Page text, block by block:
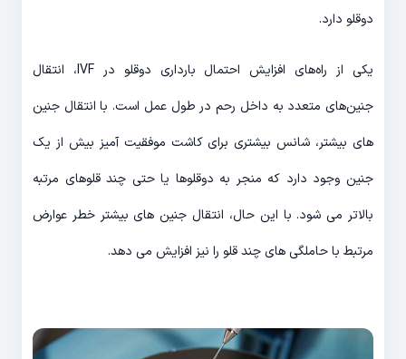
دوقلو دارد.
یکی از راه‌های افزایش احتمال بارداری دوقلو در IVF، انتقال
جنین‌های متعدد به داخل رحم در طول عمل است. با انتقال جنین
های بیشتر، شانس بیشتری برای کاشت موفقیت آمیز بیش از یک
جنین وجود دارد که منجر به دوقلوها یا حتی چند قلوهای مرتبه
بالاتر می شود. با این حال، انتقال جنین های بیشتر خطر عوارض
مرتبط با حاملگی های چند قلو را نیز افزایش می دهد.